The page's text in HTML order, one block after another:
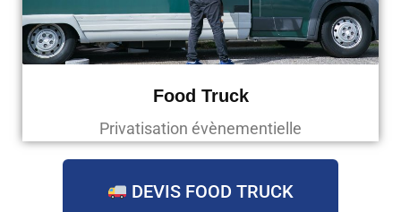
Food Truck
Privatisation évènementielle
DEVIS FOOD TRUCK